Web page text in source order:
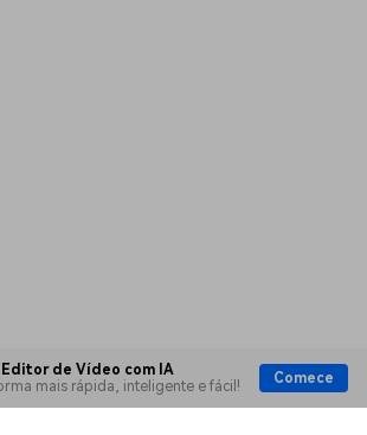
Editor de Vídeo com IA
mais rápida, inteligente e fácil!
Comece